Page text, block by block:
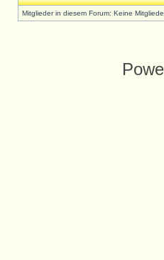
Mitglieder in diesem Forum: Keine